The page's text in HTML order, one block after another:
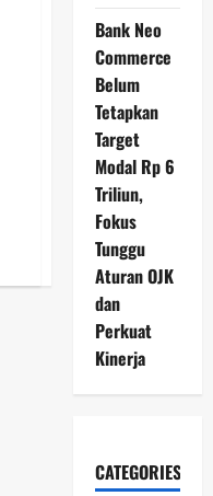
Bank Neo
Commerce
Belum
Tetapkan
Target
Modal Rp 6
Triliun,
Fokus
Tunggu
Aturan OJK
dan
Perkuat
Kinerja
CATEGORIES